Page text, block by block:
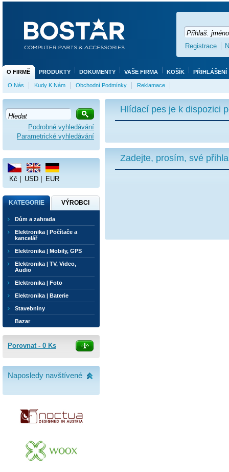
Hlídací pes je k dispozici
Zadejte, prosím, své
Podrobné vyhledávání
Parametrické vyhledávání
Kč USD EUR
KATEGORIE VÝROBCI
Dům a zahrada
Elektronika | Počítače a
kancelář
Elektronika | Mobily, GPS
Elektronika | TV, Video,
Audio
Elektronika | Foto
Elektronika | Baterie
Stavebniny
Bazar
Porovnat - 0 Ks
Naposledy navštívené
O FIRMĚ PRODUKTY DOKUMENTY VAŠE FIRMA KOŠÍK PŘIHLÁŠENÍ
O Nás Kudy K Nám Obchodní Podmínky Reklamace
Registrace